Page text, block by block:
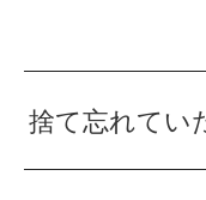
捨て忘れてい